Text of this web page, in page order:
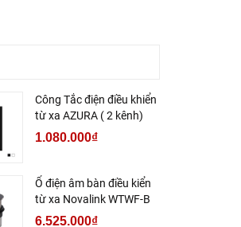
Công Tắc điện điều khiển
từ xa AZURA ( 2 kênh)
1.080.000₫
Ổ điện âm bàn điều kiển
từ xa Novalink WTWF-B
6.525.000₫